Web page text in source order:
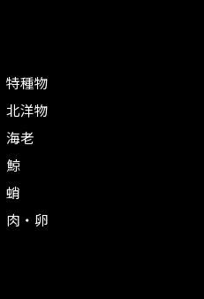
特種物
北洋物
海老
鯨
蛸
肉・卵